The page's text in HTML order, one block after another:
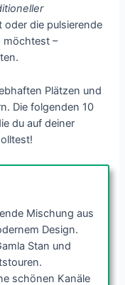
oder die pulsierende
möchtest –
Plätzen und
Die folgenden 10
du auf deiner
Mischung aus
Design.
Stan und
schönen Kanäle